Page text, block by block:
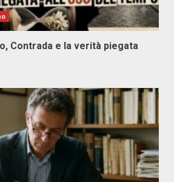
Contrada e la verità piegata